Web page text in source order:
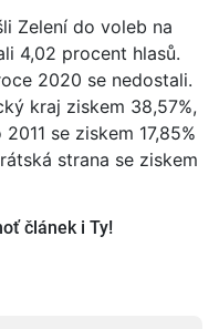
Zelení do voleb na
4,02 procent hlasů.
2020 se nedostali.
kraj ziskem 38,57%,
se ziskem 17,85%
strana se ziskem
článek i Ty!